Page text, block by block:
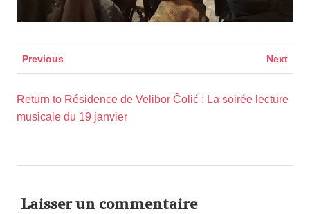
Previous Next
Return to Résidence de Velibor Čolić : La soirée lecture
musicale du 19 janvier
Laisser un commentaire